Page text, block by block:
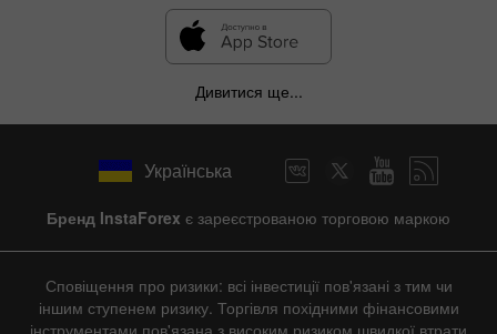
Дивитися ще...
Українська
Бренд InstaForex є зареєстрованою торговою маркою
Сповіщення про ризики: всі інвестиції пов'язані з тим чи
іншим ступенем ризику. Торгівля похідними фінансовими
інструментами пов'язана з високим ризиком швидкої втрати